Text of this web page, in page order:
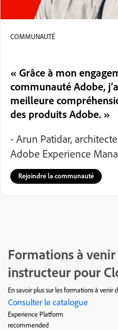
COMMUNAUTÉ
« Grâce à mon
communauté Adobe,
meilleure
des produits Adobe. »
- Arun Patidar, architecte
Adobe Experience
Rejoindre la communauté
Formations à
instructeur pour
En savoir plus sur les formations à venir
Consulter le catalogue
Experience Platform
recommended